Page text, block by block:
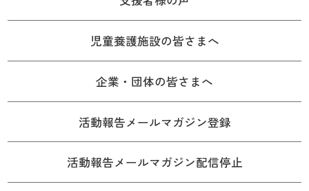
児童養護施設の皆さまへ
企業・団体の皆さまへ
活動報告メールマガジン登録
活動報告メールマガジン配信停止